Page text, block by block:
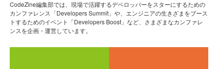
CodeZine編集部では、現場で活躍するデベロッパーをスターにするための
カンファレンス「Developers Summit」や、エンジニアの生きざまをブース
トするためのイベント「Developers Boost」など、さまざまなカンファレ
ンスを企画・運営しています。